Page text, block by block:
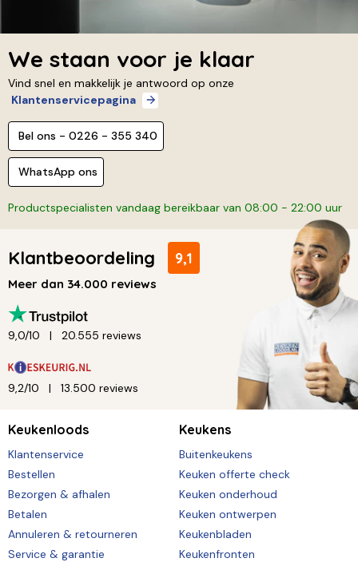
We staan voor je klaar
Vind snel en makkelijk je antwoord op onze
Klantenservicepagina
Bel ons - 0226 - 355 340
WhatsApp ons
Productspecialisten vandaag bereikbaar van 08:00 - 22:00 uur
Klantbeoordeling 9,1
Meer dan 34.000 reviews
9,0/10 20.555 reviews
9,2/10 13.500 reviews
Keukenloods
Klantenservice
Bestellen
Bezorgen & afhalen
Betalen
Annuleren & retourneren
Service & garantie
Keukens
Buitenkeukens
Keuken offerte check
Keuken onderhoud
Keuken ontwerpen
Keukenbladen
Keukenfronten